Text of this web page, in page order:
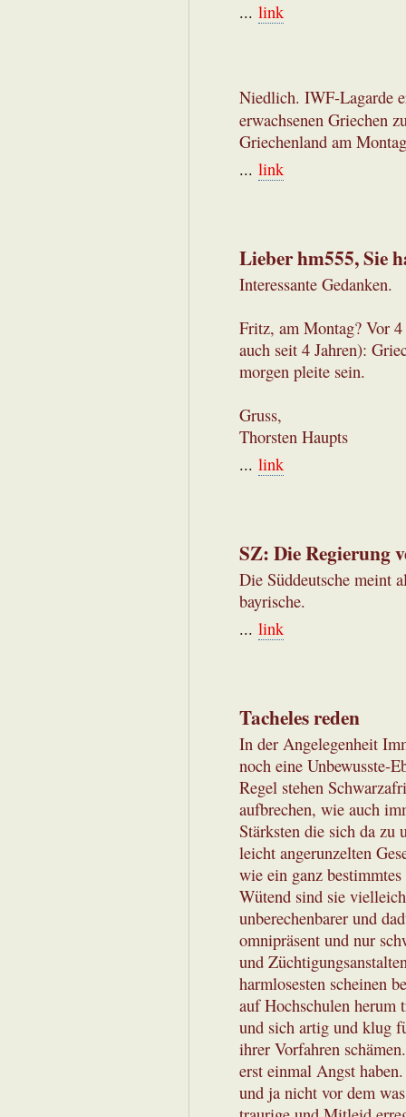
... link
Niedlich. IWF-Lagarde
erwachsenen Griechen
Griechenland am
... link
Lieber hm555, Sie
Interessante Gedanken.
Fritz, am Montag? Vor
auch seit 4 Jahren):
morgen pleite sein.
Gruss,
Thorsten Haupts
... link
SZ: Die Regierung
Die Süddeutsche meint
bayrische.
... link
Tacheles reden
In der Angelegenheit
noch eine Unbewusste-
Regel stehen
aufbrechen, wie auch
Stärksten die sich da zu
leicht angerunzelten
wie ein ganz
Wütend sind sie
unberechenbarer und
omnipräsent und nur
und
harmlosesten scheinen
auf Hochschulen herum
und sich artig und klug
ihrer Vorfahren
erst einmal Angst
und ja nicht vor dem